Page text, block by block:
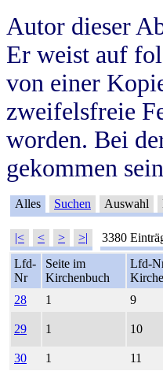
Autor dieser
Er weist auf
von einer
zweifelsfreie
worden. Bei
gekommen
Alles Suchen Auswahl
|< < > >| 3380
Lfd-
Nr
Seite im
Kirchenbuch
Lfd-
28
1 9
29 1 10
30 1 11